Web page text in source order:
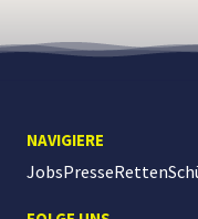
NAVIGIERE
JobsPresseRetten